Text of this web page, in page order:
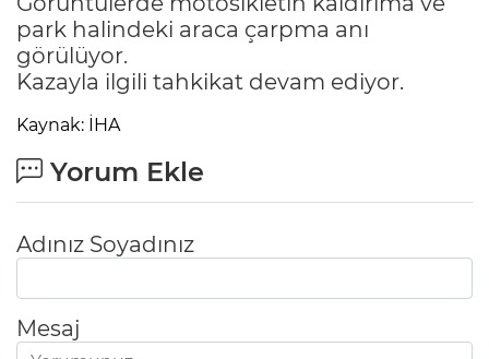
park halindeki araca çarpma anı
görülüyor.
Kazayla ilgili tahkikat devam ediyor.
Kaynak: İHA
Yorum Ekle
Adınız Soyadınız
Mesaj